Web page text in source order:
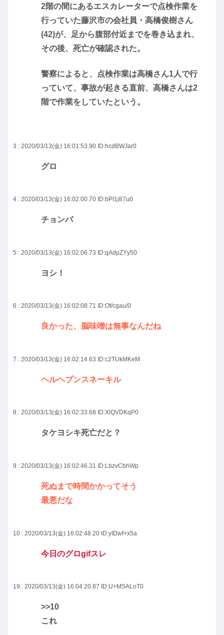
2階の間にあるエスカレーターで点検作業を
行っていた藤沢市の会社員・高橋俊樹さん
(42)が、足から腹部付近までを巻き込まれ、
その後、死亡が確認された。
警察によると、点検作業は高橋さん1人で行
っていて、事故が起きる直前、高橋さんは2
階で作業をしていたという。
3 : 2020/03/13(金) 16:01:53.90 ID:hcdBWJar0
グロ
4 : 2020/03/13(金) 16:02:00.70 ID:bPI1j87u0
チョンパ
5 : 2020/03/13(金) 16:02:06.73 ID:qAdpZYy50
ヨシ！
6 : 2020/03/13(金) 16:02:08.71 ID:Of/cgau/0
良かった、脳味噌は無事なんだね
7 : 2020/03/13(金) 16:02:14.63 ID:c2TUkMKeM
ヘルヘブンスネーキル
8 : 2020/03/13(金) 16:02:33.68 ID:XlQVDKqP0
タケヨシキ死亡だと？
9 : 2020/03/13(金) 16:02:46.31 ID:LbzvCbhWp
死ぬまで時間かかってそう
最悪だな
10 : 2020/03/13(金) 16:02:48.20 ID:yIDwf+x5a
今日のグロgifスレ
19 : 2020/03/13(金) 16:04:20.87 ID:U+MSALoT0
>>10
これ